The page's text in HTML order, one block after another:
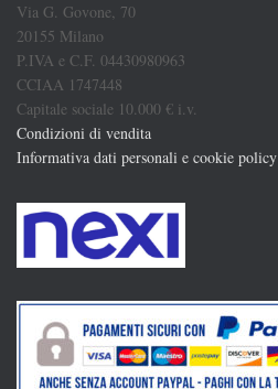
Via G. Govone, 70
20155 Milano
P.IVA e C.F. 04430980963
CCIAA 1747448
Capitale sociale 10.000 € i.v.
Condizioni di vendita
Informativa dati personali e cookie policy